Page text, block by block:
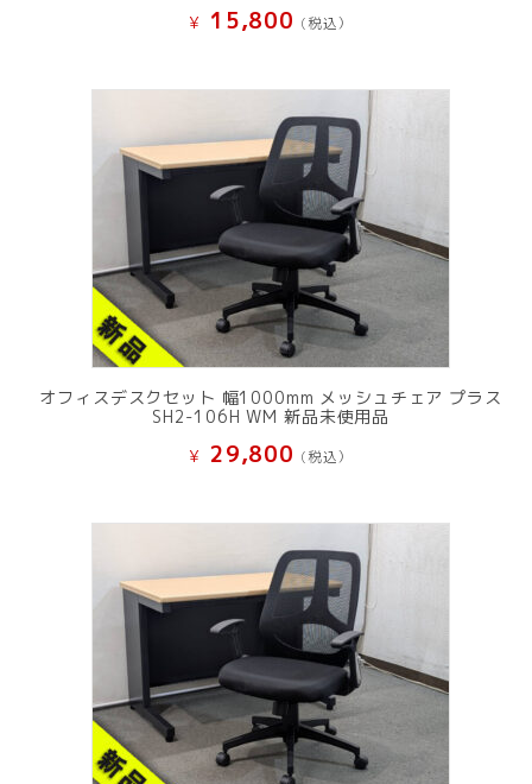
¥ 15,800 (税込）
オフィスデスクセット 幅1000mm メッシュチェア プラス
SH2-106H WM 新品未使用品
¥ 29,800 (税込）